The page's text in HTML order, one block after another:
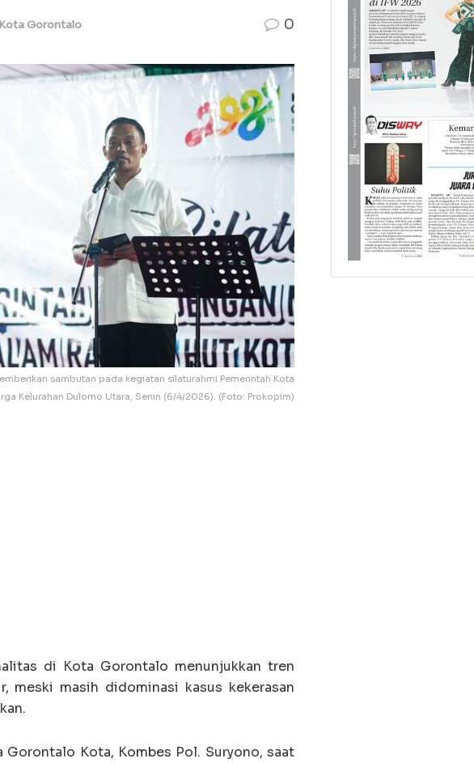
Kota Gorontalo 0
sambutan pada kegiatan silaturahmi Pemerintah Kota
Kelurahan Dulomo Utara, Senin (6/4/2026). (Foto: Prokopim)
di Kota Gorontalo menunjukkan tren
meski masih didominasi kasus kekerasan
Kota, Kombes Pol. Suryono, saat